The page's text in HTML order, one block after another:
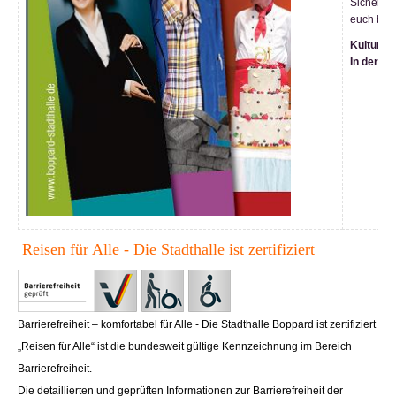
euch bei
Kultur
In der
Reisen für Alle - Die Stadthalle ist zertifiziert
Barrierefreiheit – komfortabel für Alle - Die Stadthalle Boppard ist zertifiziert
„Reisen für Alle“ ist die bundesweit gültige Kennzeichnung im Bereich
Barrierefreiheit.
Die detaillierten und geprüften Informationen zur Barrierefreiheit der